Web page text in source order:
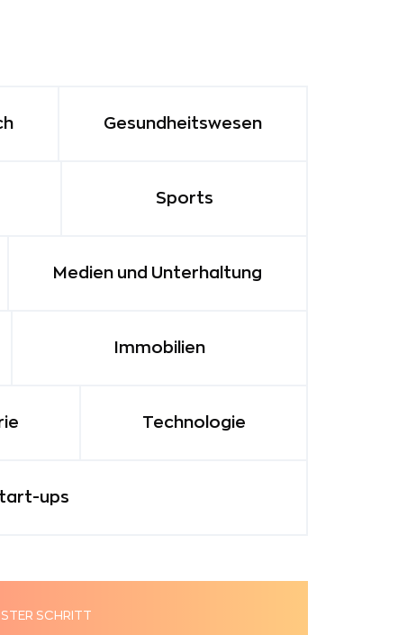
Gesundheitswesen
Sports
Medien und Unterhaltung
Immobilien
Technologie
ups
SCHRITT